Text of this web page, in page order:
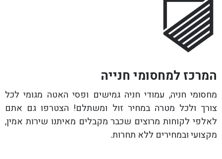
המרכז למחסומי חנייה
מחסומי חניה, עמודי חניה גמישים ופסי האטה מגומי לכל
צורך ולכל מטרה במחיר זול ומשתלם! הצטרפו גם אתם
לאלפי לקוחות מרוצים שכבר מקבלים מאיתנו שירות אמין,
מקצועי ובמחירים ללא תחרות.